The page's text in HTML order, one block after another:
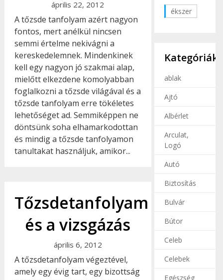
április 22, 2012
A tőzsde tanfolyam azért nagyon
fontos, mert anélkül nincsen
semmi értelme nekivágni a
kereskedelemnek. Mindenkinek
kell egy nagyon jó szakmai alap,
mielőtt elkezdene komolyabban
foglalkozni a tőzsde világával és a
tőzsde tanfolyam erre tökéletes
lehetőséget ad. Semmiképpen ne
döntsünk soha elhamarkodottan
és mindig a tőzsde tanfolyamon
tanultakat használjuk, amikor...
Tőzsdetanfolyam
és a vizsgázás
április 6, 2012
A tőzsdetanfolyam végeztével,
amely egy évig tart, egy bizottság
ékszer
Kategóriák
ablak
Ajtó
Albérlet
Arculat,
Logó
Autó
Biztosítás
Bulvár
Bútor
Celeb
Celebek
Egészség